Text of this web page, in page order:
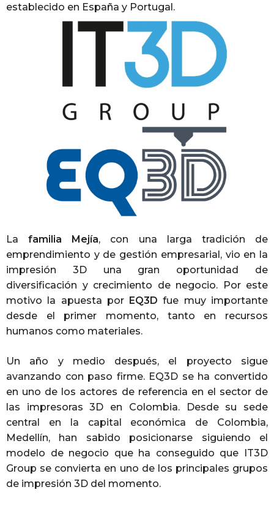
establecido en España y Portugal.
Lafamilia Mejía, con una larga tradición de
emprendimiento y de gestión empresarial, vio en la
impresión 3D una gran oportunidad de
diversificación y crecimiento de negocio. Por este
motivo la apuesta por EQ3D fue muy importante
desde el primer momento, tanto en recursos
humanos como materiales.
Un año y medio después, el proyecto sigue
avanzando con paso firme. EQ3D se ha convertido
en uno de los actores de referencia en el sector de
las impresoras 3D en Colombia. Desde su sede
central en la capital económica de Colombia,
Medellín, han sabido posicionarse siguiendo el
modelo de negocio que ha conseguido que IT3D
Group se convierta en uno de los principales grupos
de impresión 3D del momento.